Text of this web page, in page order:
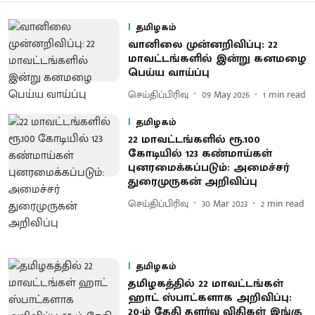
தமிழகம்
வானிலை முன்னறிவிப்பு: 22
மாவட்டங்களில் இன்று கனமழை
பெய்ய வாய்ப்பு
செய்திப்பிரிவு 09 May 2026 1 min read
தமிழகம்
22 மாவட்டங்களில் ரூ.100
கோடியில் 123 கண்மாய்கள்
புனரமைக்கப்படும்: அமைச்சர்
துரைமுருகன் அறிவிப்பு
செய்திப்பிரிவு 30 Mar 2023 2 min read
தமிழகம்
தமிழகத்தில் 22 மாவட்டங்கள்
ஹாட் ஸ்பாட்களாக அறிவிப்பு: